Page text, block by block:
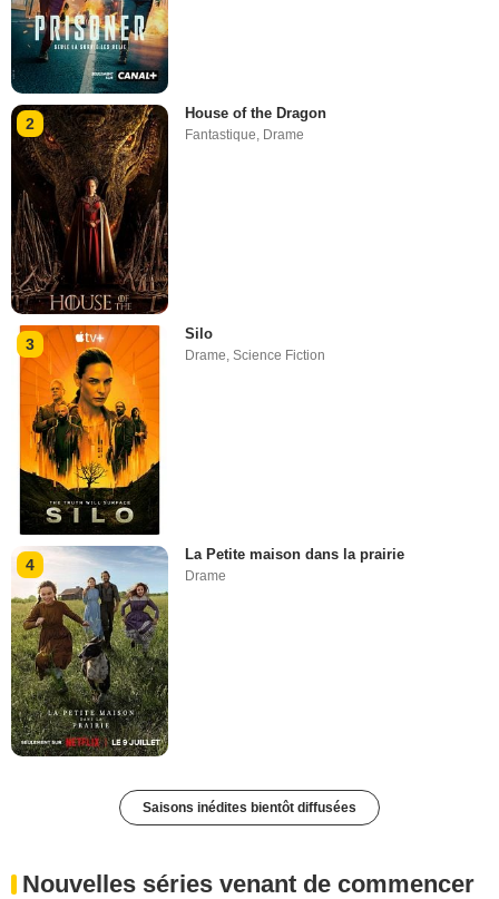
2
House of the Dragon
Fantastique, Drame
3
Silo
Drame,Science Fiction
4
La Petite maison dans la prairie
Drame
Saisons inédites bientôt diffusées
Nouvelles séries venant de commencer